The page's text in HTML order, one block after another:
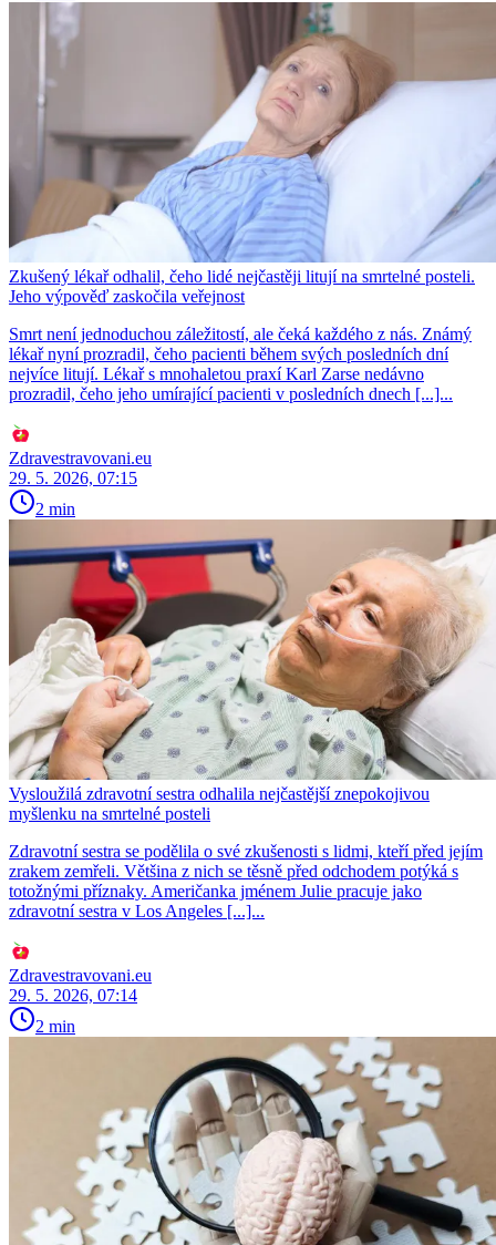
Zkušený lékař odhalil, čeho lidé nejčastěji litují na smrtelné posteli.
Jeho výpověď zaskočila veřejnost
Smrt není jednoduchou záležitostí, ale čeká každého z nás. Známý
lékař nyní prozradil, čeho pacienti během svých posledních dní
nejvíce litují. Lékař s mnohaletou praxí Karl Zarse nedávno
prozradil, čeho jeho umírající pacienti v posledních dnech [...]...
Zdravestravovani.eu
29. 5. 2026, 07:15
2 min
Vysloužilá zdravotní sestra odhalila nejčastější znepokojivou
myšlenku na smrtelné posteli
Zdravotní sestra se podělila o své zkušenosti s lidmi, kteří před jejím
zrakem zemřeli. Většina z nich se těsně před odchodem potýká s
totožnými příznaky. Američanka jménem Julie pracuje jako
zdravotní sestra v Los Angeles [...]...
Zdravestravovani.eu
29. 5. 2026, 07:14
2 min